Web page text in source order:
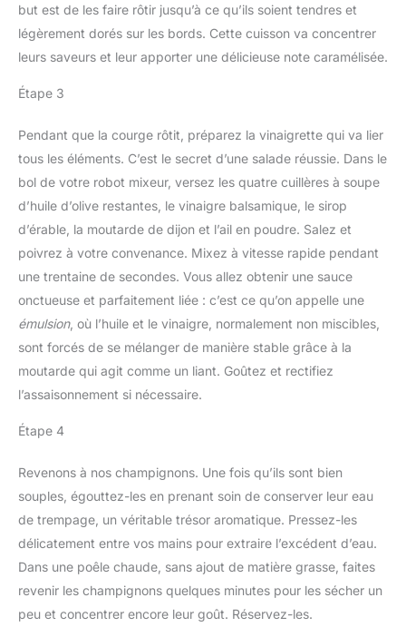
but est de les faire rôtir jusqu’à ce qu’ils soient tendres et
légèrement dorés sur les bords. Cette cuisson va concentrer
leurs saveurs et leur apporter une délicieuse note caramélisée.
Étape 3
Pendant que la courge rôtit, préparez la vinaigrette qui va lier
tous les éléments. C’est le secret d’une salade réussie. Dans le
bol de votre robot mixeur, versez les quatre cuillères à soupe
d’huile d’olive restantes, le vinaigre balsamique, le sirop
d’érable, la moutarde de dijon et l’ail en poudre. Salez et
poivrez à votre convenance. Mixez à vitesse rapide pendant
une trentaine de secondes. Vous allez obtenir une sauce
onctueuse et parfaitement liée : c’est ce qu’on appelle une
émulsion, où l’huile et le vinaigre, normalement non miscibles,
sont forcés de se mélanger de manière stable grâce à la
moutarde qui agit comme un liant. Goûtez et rectifiez
l’assaisonnement si nécessaire.
Étape 4
Revenons à nos champignons. Une fois qu’ils sont bien
souples, égouttez-les en prenant soin de conserver leur eau
de trempage, un véritable trésor aromatique. Pressez-les
délicatement entre vos mains pour extraire l’excédent d’eau.
Dans une poêle chaude, sans ajout de matière grasse, faites
revenir les champignons quelques minutes pour les sécher un
peu et concentrer encore leur goût. Réservez-les.